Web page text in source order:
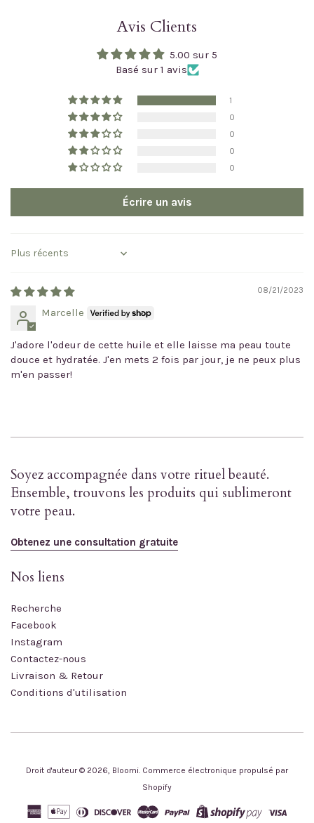
Avis Clients
5.00 sur 5
Basé sur 1 avis
1
0
0
0
0
Écrire un avis
Sort by
08/21/2023
Marcelle
J'adore l'odeur de cette huile et elle laisse ma peau toute
douce et hydratée. J'en mets 2 fois par jour, je ne peux plus
m'en passer!
Soyez accompagnée dans votre rituel beauté.
Ensemble, trouvons les produits qui sublimeront
votre peau.
Obtenez une consultation gratuite
Nos liens
Recherche
Facebook
Instagram
Contactez-nous
Livraison & Retour
Conditions d'utilisation
Droit d'auteur © 2026, Bloomi. Commerce électronique propulsé par
Shopify